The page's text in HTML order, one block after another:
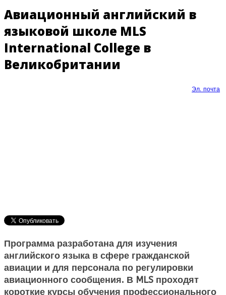
Авиационный английский в
языковой школе MLS
International College в
Великобритании
Эл. почта
Программа разработана для изучения
английского языка в сфере гражданской
авиации и для персонала по регулировки
авиационного сообщения. В MLS проходят
короткие курсы обучения профессионального